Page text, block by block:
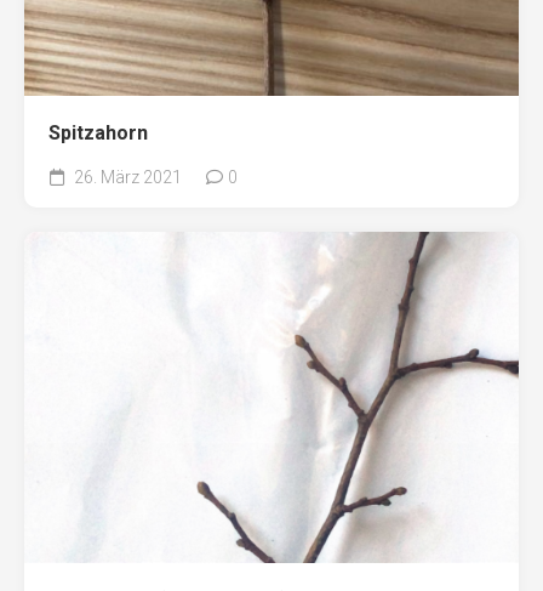
Spitzahorn
26. März 2021 0